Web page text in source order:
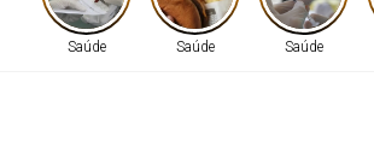
Saúde Saúde Saúde